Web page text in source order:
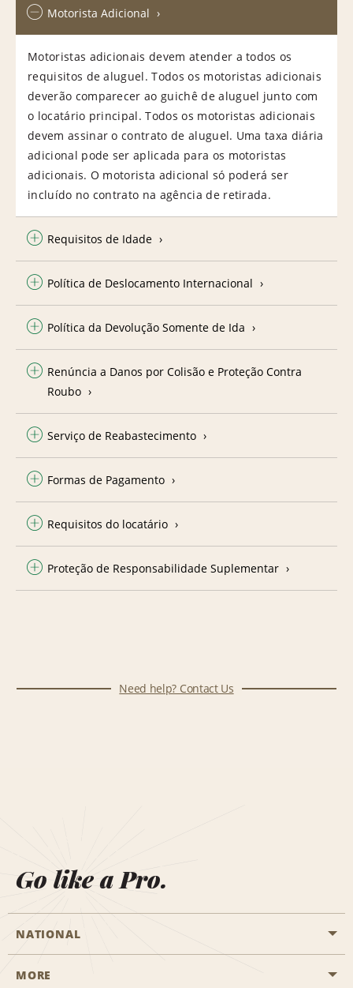
Motorista Adicional
Motoristas adicionais devem atender a todos os
requisitos de aluguel. Todos os motoristas adicionais
deverão comparecer ao guichê de aluguel junto com
o locatário principal. Todos os motoristas adicionais
devem assinar o contrato de aluguel. Uma taxa diária
adicional pode ser aplicada para os motoristas
adicionais. O motorista adicional só poderá ser
incluído no contrato na agência de retirada.
Requisitos de Idade
Política de Deslocamento Internacional
Política da Devolução Somente de Ida
Renúncia a Danos por Colisão e Proteção Contra
Roubo
Serviço de Reabastecimento
Formas de Pagamento
Requisitos do locatário
Proteção de Responsabilidade Suplementar
Need help? Contact Us
Go like a Pro.
NATIONAL
Start a Reservation
MORE